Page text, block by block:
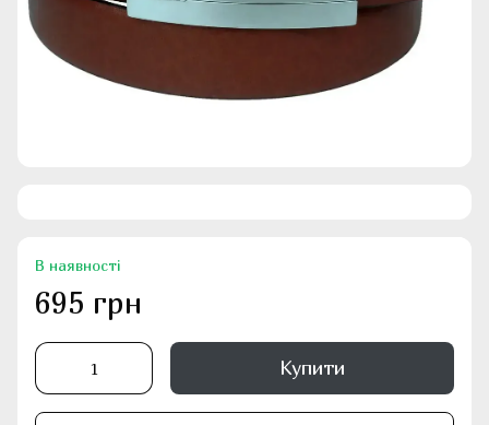
В наявності
695 грн
Купити